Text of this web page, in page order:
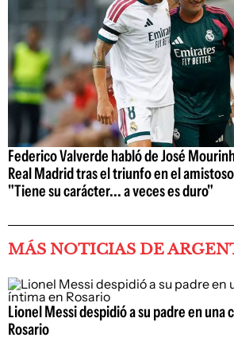
Federico Valverde habló de José
Real Madrid tras el triunfo en el
"Tiene su carácter... a veces es duro"
MÁS NOTICIAS DE
Lionel Messi despidió a su padre en
Rosario